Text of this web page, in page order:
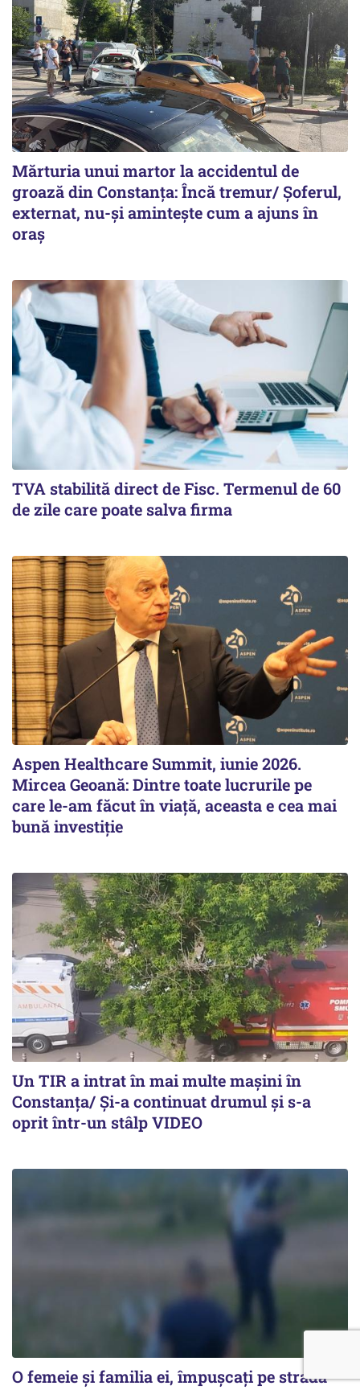
Mărturia unui martor la accidentul de
groază din Constanța: Încă tremur/ Șoferul,
externat, nu-și amintește cum a ajuns în
oraș
TVA stabilită direct de Fisc. Termenul de 60
de zile care poate salva firma
Aspen Healthcare Summit, iunie 2026.
Mircea Geoană: Dintre toate lucrurile pe
care le-am făcut în viață, aceasta e cea mai
bună investiție
Un TIR a intrat în mai multe mașini în
Constanța/ Și-a continuat drumul și s-a
oprit într-un stâlp VIDEO
O femeie și familia ei, împușcați pe stradă